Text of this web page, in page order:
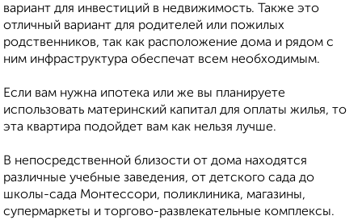
вариант для инвестиций в недвижимость. Также это
отличный вариант для родителей или пожилых
родственников, так как расположение дома и рядом с
ним инфраструктура обеспечат всем необходимым.
Если вам нужна ипотека или же вы планируете
использовать материнский капитал для оплаты жилья, то
эта квартира подойдет вам как нельзя лучше.
В непосредственной близости от дома находятся
различные учебные заведения, от детского сада до
школы-сада Монтессори, поликлиника, магазины,
супермаркеты и торгово-развлекательные комплексы.